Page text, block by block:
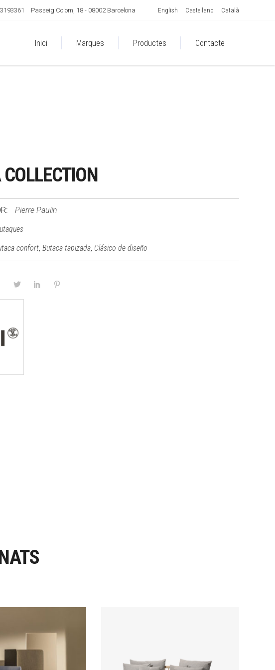
Passeig Colom, 18 - 08002 Barcelona English Castellano Català
Inici Marques Productes Contacte
Pierre Paulin
confort, Butaca tapizada, Clásico de diseño